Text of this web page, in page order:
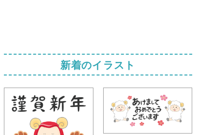
新着のイラスト